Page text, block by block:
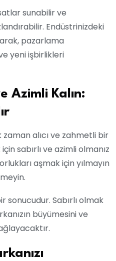
sunabilir ve
Endüstrinizdeki
pazarlama
yeni işbirlikleri
Azimli Kalın:
alıcı ve zahmetli bir
sabırlı ve azimli olmanız
aşmak için yılmayın
sonucudur. Sabırlı olmak
büyümesini ve